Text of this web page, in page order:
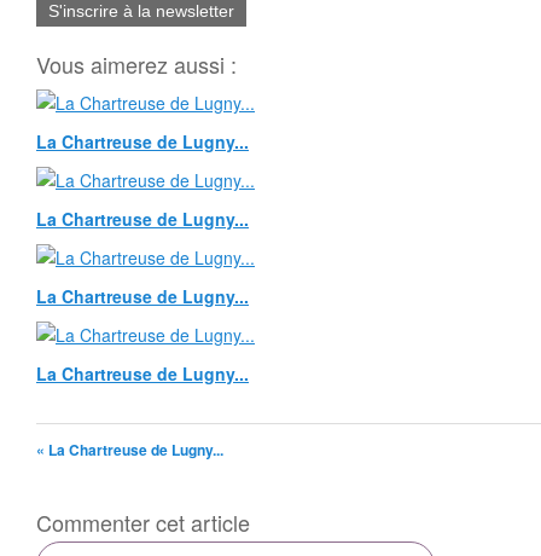
S'inscrire à la newsletter
Vous aimerez aussi :
La Chartreuse de Lugny...
La Chartreuse de Lugny...
La Chartreuse de Lugny...
La Chartreuse de Lugny...
« La Chartreuse de Lugny...
Commenter cet article